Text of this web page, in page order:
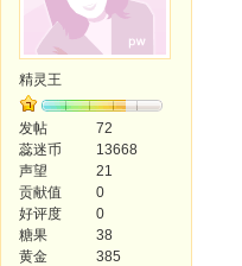
精灵王
发帖
72
蕊迷币
13668
声望
21
贡献值
0
好评度
0
糖果
38
黄金
385